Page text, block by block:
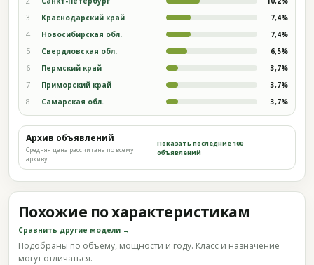
3 Краснодарский край 7,4%
4 Новосибирская обл. 7,4%
5 Свердловская обл. 6,5%
6 Пермский край 3,7%
7 Приморский край 3,7%
8 Самарская обл. 3,7%
Архив объявлений
Средняя цена рассчитана по всему
архиву
Показать последние 100
объявлений
Похожие по характеристикам
Сравнить другие модели →
Подобраны по объёму, мощности и году. Класс и назначение
могут отличаться.